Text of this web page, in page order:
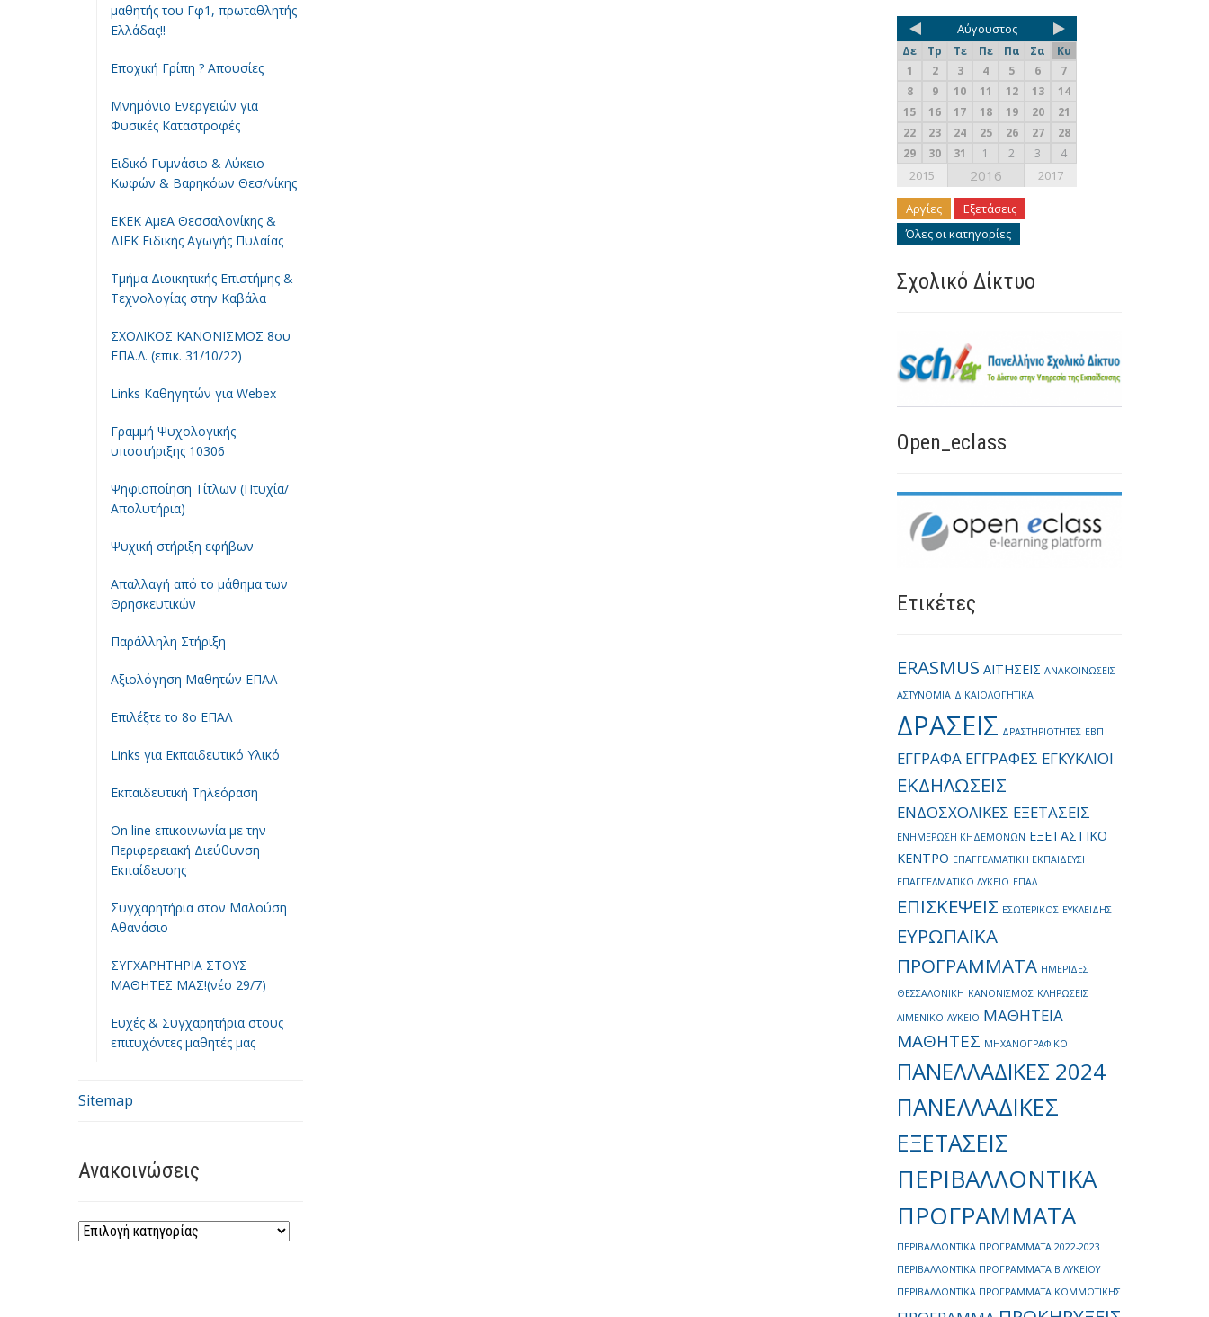
μαθητής του Γφ1, πρωταθλητής
Ελλάδας!!
Εποχική Γρίπη ? Απουσίες
Μνημόνιο Ενεργειών για
Φυσικές Καταστροφές
Ειδικό Γυμνάσιο & Λύκειο
Κωφών & Βαρηκόων Θεσ/νίκης
ΕΚΕΚ ΑμεΑ Θεσσαλονίκης &
ΔΙΕΚ Ειδικής Αγωγής Πυλαίας
Τμήμα Διοικητικής Επιστήμης &
Τεχνολογίας στην Καβάλα
ΣΧΟΛΙΚΟΣ ΚΑΝΟΝΙΣΜΟΣ 8ου
ΕΠΑ.Λ. (επικ. 31/10/22)
Links Καθηγητών για Webex
Γραμμή Ψυχολογικής
υποστήριξης 10306
Ψηφιοποίηση Τίτλων (Πτυχία/
Απολυτήρια)
Ψυχική στήριξη εφήβων
Απαλλαγή από το μάθημα των
Θρησκευτικών
Παράλληλη Στήριξη
Αξιολόγηση Μαθητών ΕΠΑΛ
Επιλέξτε το 8ο ΕΠΑΛ
Links για Εκπαιδευτικό Υλικό
Εκπαιδευτική Τηλεόραση
On line επικοινωνία με την
Περιφερειακή Διεύθυνση
Εκπαίδευσης
Συγχαρητήρια στον Μαλούση
Αθανάσιο
ΣΥΓΧΑΡΗΤΗΡΙΑ ΣΤΟΥΣ
ΜΑΘΗΤΕΣ ΜΑΣ!(νέο 29/7)
Ευχές & Συγχαρητήρια στους
επιτυχόντες μαθητές μας
Sitemap
Ανακοινώσεις
Αύγουστος
Δε Τρ Τε Πε Πα Σα
Κυ
1
2 3 4 5 6
7
8
9 10 11 12 13
14
15
16 17 18 19 20
21
22
23 24 25 26 27
28
29
30 31 1 2 3 4
2015 2016 2017
Αργίες
Εξετάσεις
Όλες οι κατηγορίες
Σχολικό Δίκτυο
Open_eclass
Ετικέτες
ERASMUS ΑΙΤΗΣΕΙΣ ΑΝΑΚΟΙΝΩΣΕΙΣ
ΑΣΤΥΝΟΜΙΑ ΔΙΚΑΙΟΛΟΓΗΤΙΚΑ
ΔΡΑΣΕΙΣ ΔΡΑΣΤΗΡΙΟΤΗΤΕΣ ΕΒΠ
ΕΓΓΡΑΦΑ ΕΓΓΡΑΦΕΣ ΕΓΚΥΚΛΙΟΙ
ΕΚΔΗΛΩΣΕΙΣ
ΕΝΔΟΣΧΟΛΙΚΕΣ ΕΞΕΤΑΣΕΙΣ
ΕΝΗΜΕΡΩΣΗ ΚΗΔΕΜΟΝΩΝ ΕΞΕΤΑΣΤΙΚΟ
ΚΕΝΤΡΟ ΕΠΑΓΓΕΛΜΑΤΙΚΗ ΕΚΠΑΙΔΕΥΣΗ
ΕΠΑΓΓΕΛΜΑΤΙΚΟ ΛΥΚΕΙΟ ΕΠΑΛ
ΕΠΙΣΚΕΨΕΙΣ ΕΣΩΤΕΡΙΚΟΣ ΕΥΚΛΕΙΔΗΣ
ΕΥΡΩΠΑΪΚΑ
ΠΡΟΓΡΑΜΜΑΤΑ ΗΜΕΡΙΔΕΣ
ΘΕΣΣΑΛΟΝΙΚΗ ΚΑΝΟΝΙΣΜΟΣ ΚΛΗΡΩΣΕΙΣ
ΛΙΜΕΝΙΚΟ ΛΥΚΕΙΟ ΜΑΘΗΤΕΙΑ
ΜΑΘΗΤΕΣ ΜΗΧΑΝΟΓΡΑΦΙΚΟ
ΠΑΝΕΛΛΑΔΙΚΕΣ 2024
ΠΑΝΕΛΛΑΔΙΚΕΣ
ΕΞΕΤΑΣΕΙΣ
ΠΕΡΙΒΑΛΛΟΝΤΙΚΑ
ΠΡΟΓΡΑΜΜΑΤΑ
ΠΕΡΙΒΑΛΛΟΝΤΙΚΑ ΠΡΟΓΡΑΜΜΑΤΑ 2022-2023
ΠΕΡΙΒΑΛΛΟΝΤΙΚΑ ΠΡΟΓΡΑΜΜΑΤΑ Β ΛΥΚΕΙΟΥ
ΠΕΡΙΒΑΛΛΟΝΤΙΚΑ ΠΡΟΓΡΑΜΜΑΤΑ ΚΟΜΜΩΤΙΚΗΣ